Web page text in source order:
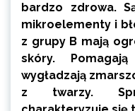
bardzo zdrowa.
mikroelementy i
z grupy B mają
skóry.
wygładzają
z twarzy.